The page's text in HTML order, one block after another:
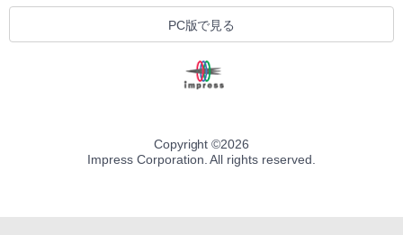
PC版で見る
Copyright ©2026
Impress Corporation. All rights reserved.